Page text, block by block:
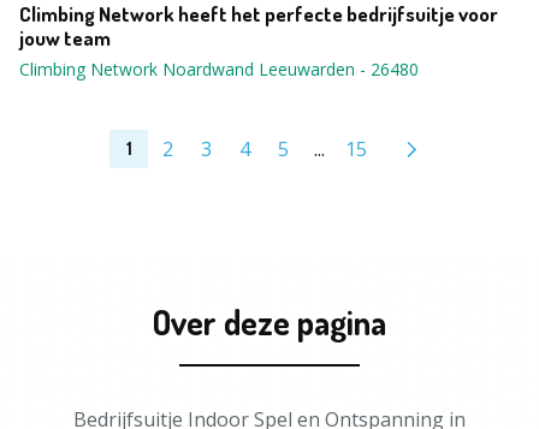
Climbing Network heeft het perfecte bedrijfsuitje voor
jouw team
Climbing Network Noardwand Leeuwarden - 26480
1 2 3 4 5 ... 15
Over deze pagina
Bedrijfsuitje Indoor Spel en Ontspanning in